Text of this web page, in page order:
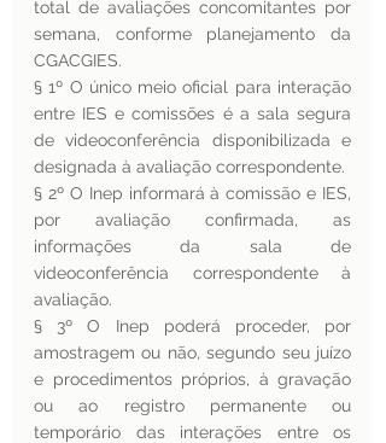
total de avaliações concomitantes por
semana, conforme planejamento da
CGACGIES.
§ 1º O único meio oficial para interação
entre IES e comissões é a sala segura
de videoconferência disponibilizada e
designada à avaliação correspondente.
§ 2º O Inep informará à comissão e IES,
por avaliação confirmada, as
informações da sala de
videoconferência correspondente à
avaliação.
§ 3º O Inep poderá proceder, por
amostragem ou não, segundo seu juízo
e procedimentos próprios, à gravação
ou ao registro permanente ou
temporário das interações entre os